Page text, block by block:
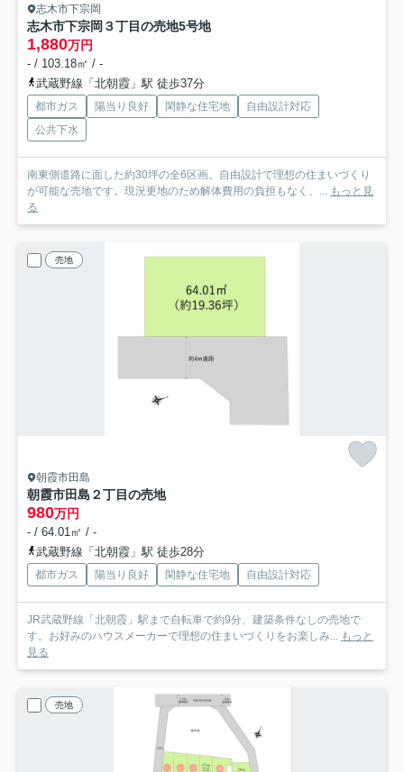
志木市下宗岡
志木市下宗岡３丁目の売地5号地
1,880万円
- / 103.18㎡ / -
武蔵野線「北朝霞」駅 徒歩37分
都市ガス 陽当り良好 閑静な住宅地
自由設計対応
公共下水
南東側道路に面した約30坪の全6区画。自由設計で理想の住まいづくり
が可能な売地です。現況更地のため解体費用の負担もなく、... もっと見
る
売地
朝霞市田島
朝霞市田島２丁目の売地
980万円
- / 64.01㎡ / -
武蔵野線「北朝霞」駅 徒歩28分
都市ガス 陽当り良好 閑静な住宅地 自由設計対応
JR武蔵野線「北朝霞」駅まで自転車で約9分、建築条件なしの売地で
す。お好みのハウスメーカーで理想の住まいづくりをお楽しみ... もっと
見る
売地